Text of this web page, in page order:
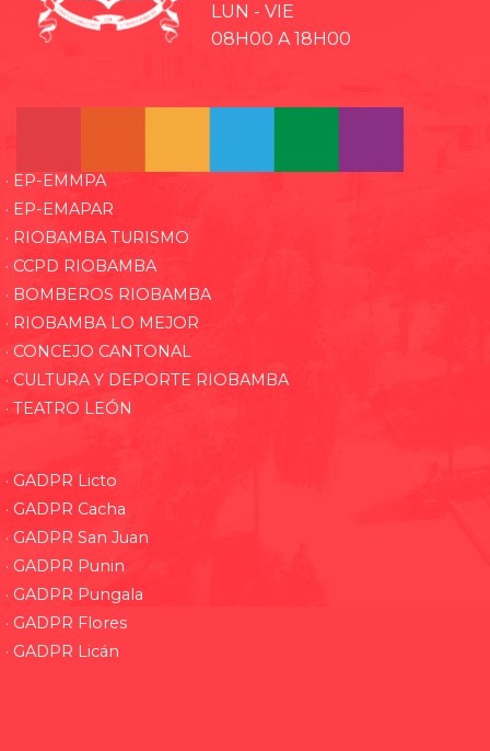
LUN - VIE
08H00 A 18H00
· EP-EMMPA
· EP-EMAPAR
· RIOBAMBA TURISMO
· CCPD RIOBAMBA
· BOMBEROS RIOBAMBA
· RIOBAMBA LO MEJOR
· CONCEJO CANTONAL
· CULTURA Y DEPORTE RIOBAMBA
· TEATRO LEÓN
· GADPR Licto
· GADPR Cacha
· GADPR San Juan
· GADPR Punin
· GADPR Pungala
· GADPR Flores
· GADPR Licán